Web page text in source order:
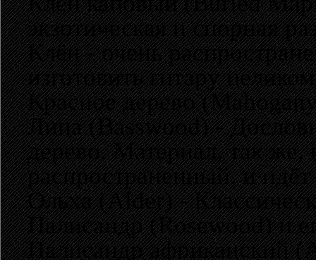
экзотическая и спорная
Клён - очень
изготовить гитару
Красное дерево
Липа (Basswood) -
дерево. Материал, так
распространенный, и
Ольха (Alder) -
Палисандр (Rosewood) и
Палисандр африканский